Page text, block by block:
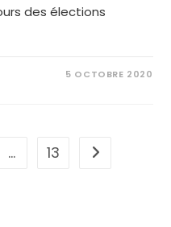
des élections
5 OCTOBRE 2020
… 13